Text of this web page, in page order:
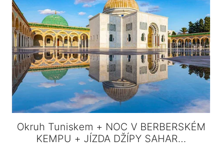
Okruh Tuniskem + NOC V BERBERSKÉM
KEMPU + JÍZDA DŽÍPY SAHAR…